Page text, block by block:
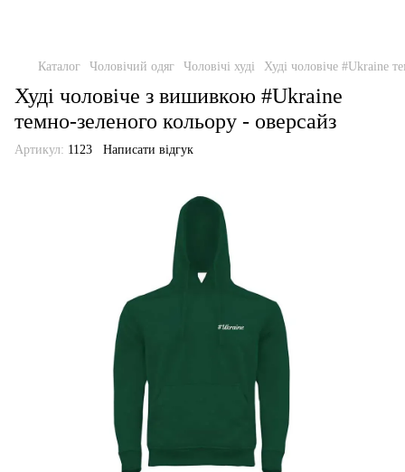
Каталог Чоловічий одяг Чоловічі худі Худі чоловіче #Ukraine
Худі чоловіче з вишивкою #Ukraine
темно-зеленого кольору - оверсайз
Артикул: 1123 Написати відгук